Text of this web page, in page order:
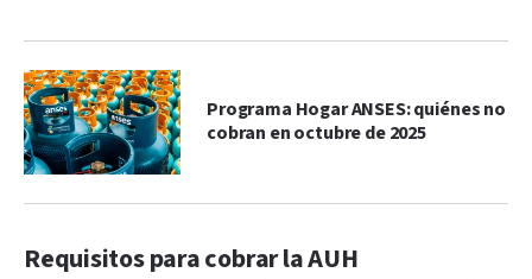
Programa Hogar ANSES: quiénes no
cobran en octubre de 2025
Requisitos para cobrar la AUH